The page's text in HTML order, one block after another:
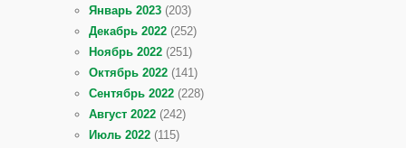
Январь 2023 (203)
Декабрь 2022 (252)
Ноябрь 2022 (251)
Октябрь 2022 (141)
Сентябрь 2022 (228)
Август 2022 (242)
Июль 2022 (115)